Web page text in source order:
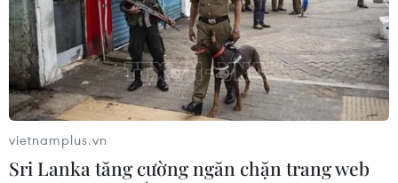
Cồn Tiên
06/08/2026 03:01
Phát động Cuộc thi Sáng tạo Video
vietnamplus.vn
Sri Lanka tăng cường ngăn chặn trang web